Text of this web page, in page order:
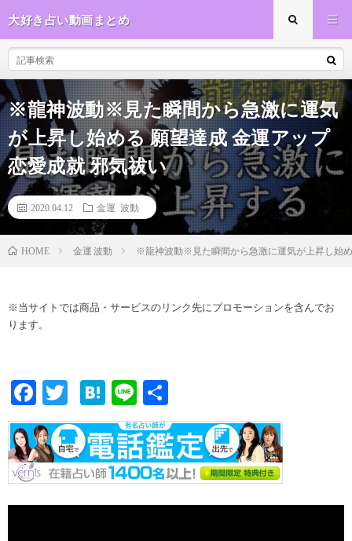
大好き占い動画まとめ
※龍神波動※見た瞬間から急激に運気
が上昇し始める 願望達成 金運アップ
恋愛成就 邪気祓い
2020.04.12 金運 波動
HOME 金運 波動 ※龍神波動※見た瞬間から急激に運気が上昇し始
※当サイトでは商品・サービスのリンク先にプロモーションを含んでお
ります。
F
ac
e
b
o
T
w
itt
er
H
at
e
n
a
Li
n
e
有